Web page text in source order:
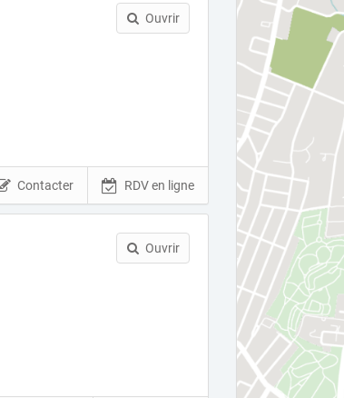
Ouvrir
RDV en ligne
Contacter
Ouvrir